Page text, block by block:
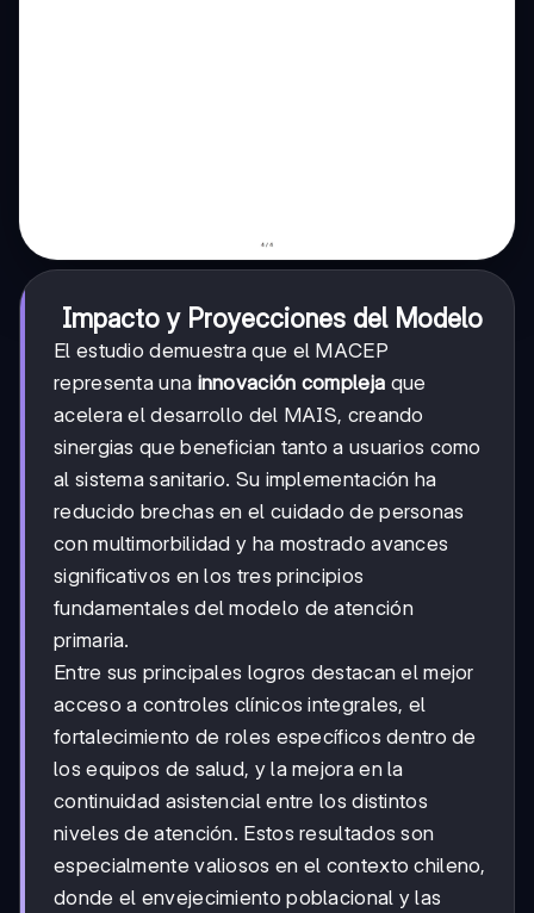
Impacto y Proyecciones del Modelo
El estudio demuestra que el MACEP
representa una innovación compleja que
acelera el desarrollo del MAIS, creando
sinergias que benefician tanto a usuarios como
al sistema sanitario. Su implementación ha
reducido brechas en el cuidado de personas
con multimorbilidad y ha mostrado avances
significativos en los tres principios
fundamentales del modelo de atención
primaria.
Entre sus principales logros destacan el mejor
acceso a controles clínicos integrales, el
fortalecimiento de roles específicos dentro de
los equipos de salud, y la mejora en la
continuidad asistencial entre los distintos
niveles de atención. Estos resultados son
especialmente valiosos en el contexto chileno,
donde el envejecimiento poblacional y las